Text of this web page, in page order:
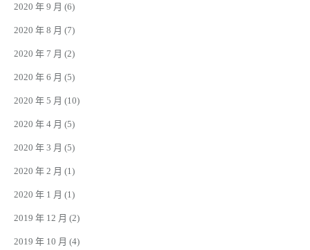
2020 年 9 月 (6)
2020 年 8 月 (7)
2020 年 7 月 (2)
2020 年 6 月 (5)
2020 年 5 月 (10)
2020 年 4 月 (5)
2020 年 3 月 (5)
2020 年 2 月 (1)
2020 年 1 月 (1)
2019 年 12 月 (2)
2019 年 10 月 (4)